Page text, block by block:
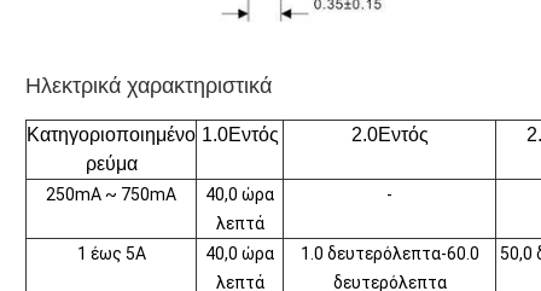
Ηλεκτρικά χαρακτηριστικά
Κατηγοριοποιημένο
ρεύμα
1.0Εντός 2.0Εντός
250mA ~ 750mA
40,0 ώρα
λεπτά
-
1 έως 5A
40,0 ώρα
λεπτά
1.0 δευτερόλεπτα-60.0
δευτερόλεπτα
50,0